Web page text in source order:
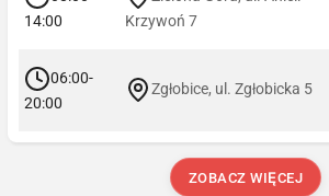
14:00
Krzywoń 7
06:00-
20:00
Zgłobice, ul. Zgłobicka 5
ZOBACZ WIĘCEJ